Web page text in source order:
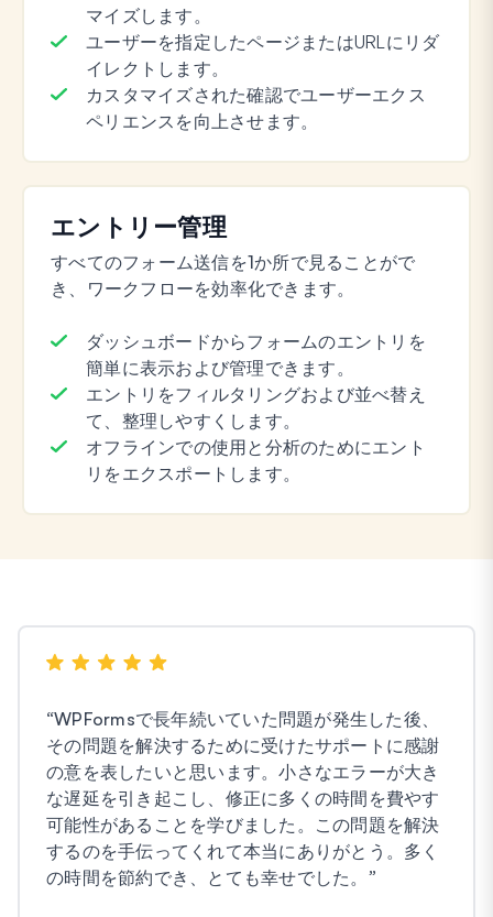
マイズします。
ユーザーを指定したページまたはURLにリダ
イレクトします。
カスタマイズされた確認でユーザーエクス
ペリエンスを向上させます。
エントリー管理
すべてのフォーム送信を1か所で見ることがで
き、ワークフローを効率化できます。
ダッシュボードからフォームのエントリを
簡単に表示および管理できます。
エントリをフィルタリングおよび並べ替え
て、整理しやすくします。
オフラインでの使用と分析のためにエント
リをエクスポートします。
“WPFormsで長年続いていた問題が発生した後、
その問題を解決するために受けたサポートに感謝
の意を表したいと思います。小さなエラーが大き
な遅延を引き起こし、修正に多くの時間を費やす
可能性があることを学びました。この問題を解決
するのを手伝ってくれて本当にありがとう。多く
の時間を節約でき、とても幸せでした。 ”